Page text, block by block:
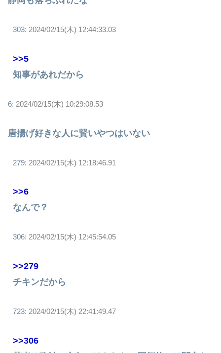
303: 2024/02/15(木) 12:44:33.03
>>5
知事があれだから
6: 2024/02/15(木) 10:29:08.53
唐揚げ好きな人に賢いやつはいない
279: 2024/02/15(木) 12:18:46.91
>>6
なんで？
306: 2024/02/15(木) 12:45:54.05
>>279
チキンだから
723: 2024/02/15(木) 22:41:49.47
>>306